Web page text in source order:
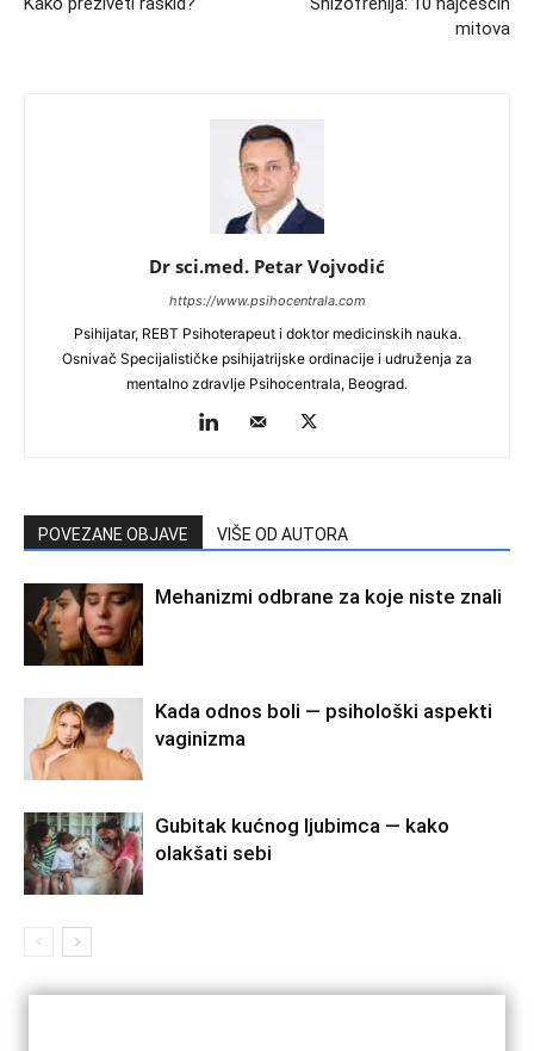
mitova
Dr sci.med. Petar Vojvodić
https://www.psihocentrala.com
Psihijatar, REBT Psihoterapeut i doktor medicinskih nauka.
Osnivač Specijalističke psihijatrijske ordinacije i udruženja za
mentalno zdravlje Psihocentrala, Beograd.
POVEZANE OBJAVE VIŠE OD AUTORA
Mehanizmi odbrane za koje niste znali
Kada odnos boli — psihološki aspekti
vaginizma
Gubitak kućnog ljubimca — kako
olakšati sebi